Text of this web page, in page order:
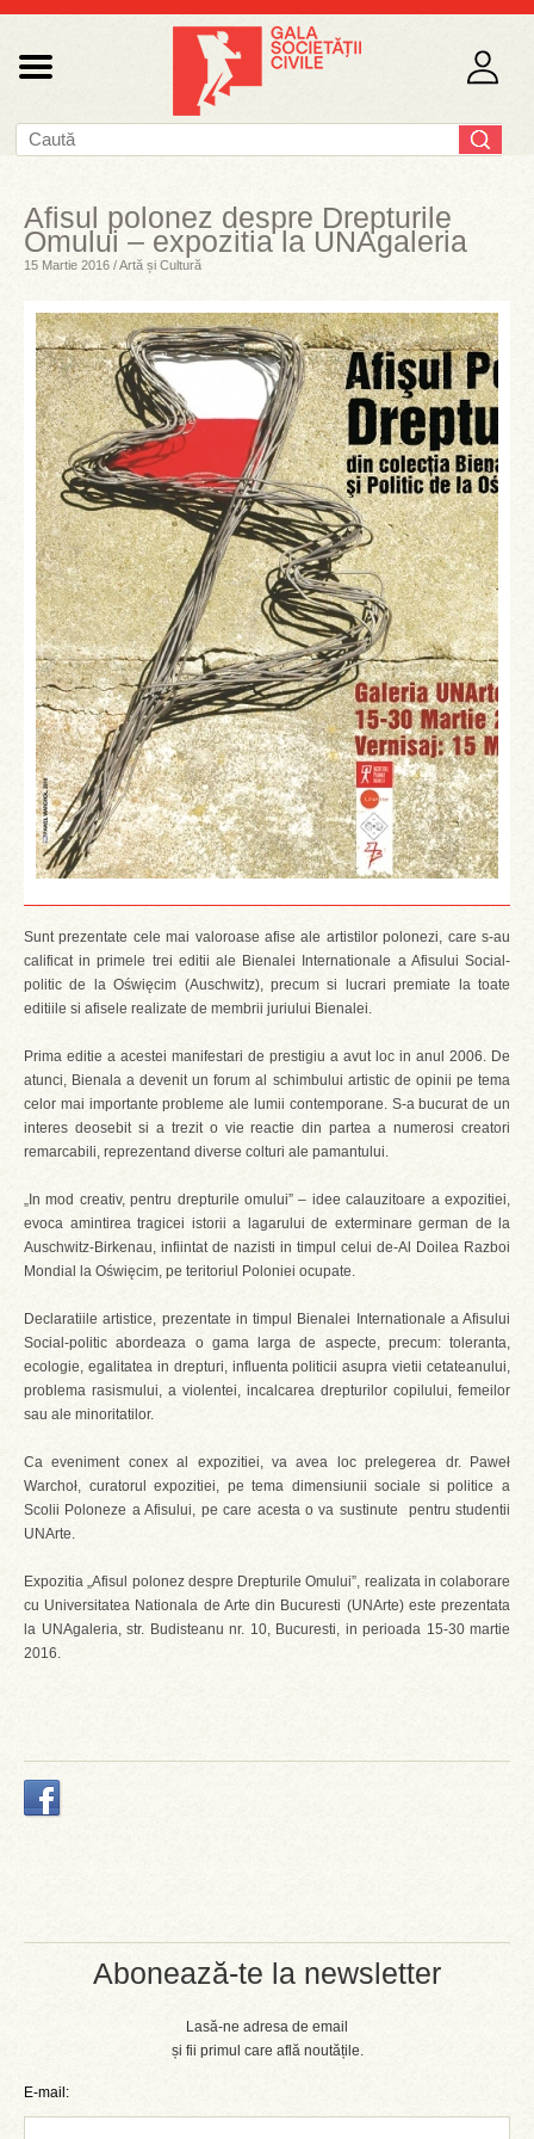
Abonează-te la newsletter
Lasă-ne adresa de email
și fii primul care află noutățile.
E-mail:
Afisul polonez despre Drepturile
Omului – expozitia la UNAgaleria
15 Martie 2016 / Artă și Cultură
Sunt prezentate cele mai valoroase afise ale artistilor polonezi, care s-au
calificat in primele trei editii ale Bienalei Internationale a Afisului Social-
politic de la Oświęcim (Auschwitz), precum si lucrari premiate la toate
editiile si afisele realizate de membrii juriului Bienalei.
Prima editie a acestei manifestari de prestigiu a avut loc in anul 2006. De
atunci, Bienala a devenit un forum al schimbului artistic de opinii pe tema
celor mai importante probleme ale lumii contemporane. S-a bucurat de un
interes deosebit si a trezit o vie reactie din partea a numerosi creatori
remarcabili, reprezentand diverse colturi ale pamantului.
„In mod creativ, pentru drepturile omului” – idee calauzitoare a expozitiei,
evoca amintirea tragicei istorii a lagarului de exterminare german de la
Auschwitz-Birkenau, infiintat de nazisti in timpul celui de-Al Doilea Razboi
Mondial la Oświęcim, pe teritoriul Poloniei ocupate.
Declaratiile artistice, prezentate in timpul Bienalei Internationale a Afisului
Social-politic abordeaza o gama larga de aspecte, precum: toleranta,
ecologie, egalitatea in drepturi, influenta politicii asupra vietii cetateanului,
problema rasismului, a violentei, incalcarea drepturilor copilului, femeilor
sau ale minoritatilor.
Ca eveniment conex al expozitiei, va avea loc prelegerea dr. Paweł
Warchoł, curatorul expozitiei, pe tema dimensiunii sociale si politice a
Scolii Poloneze a Afisului, pe care acesta o va sustinute pentru studentii
UNArte.
Expozitia „Afisul polonez despre Drepturile Omului”, realizata in colaborare
cu Universitatea Nationala de Arte din Bucuresti (UNArte) este prezentata
la UNAgaleria, str. Budisteanu nr. 10, Bucuresti, in perioada 15-30 martie
2016.